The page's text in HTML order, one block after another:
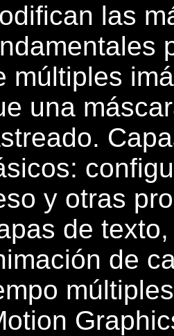
las
múltiples
una
y otras
de
de